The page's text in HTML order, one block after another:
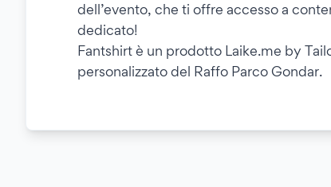
dell’evento, che ti offre accesso a
dedicato!
Fantshirt è un prodotto Laike.me by
personalizzato del Raffo Parco Gondar.